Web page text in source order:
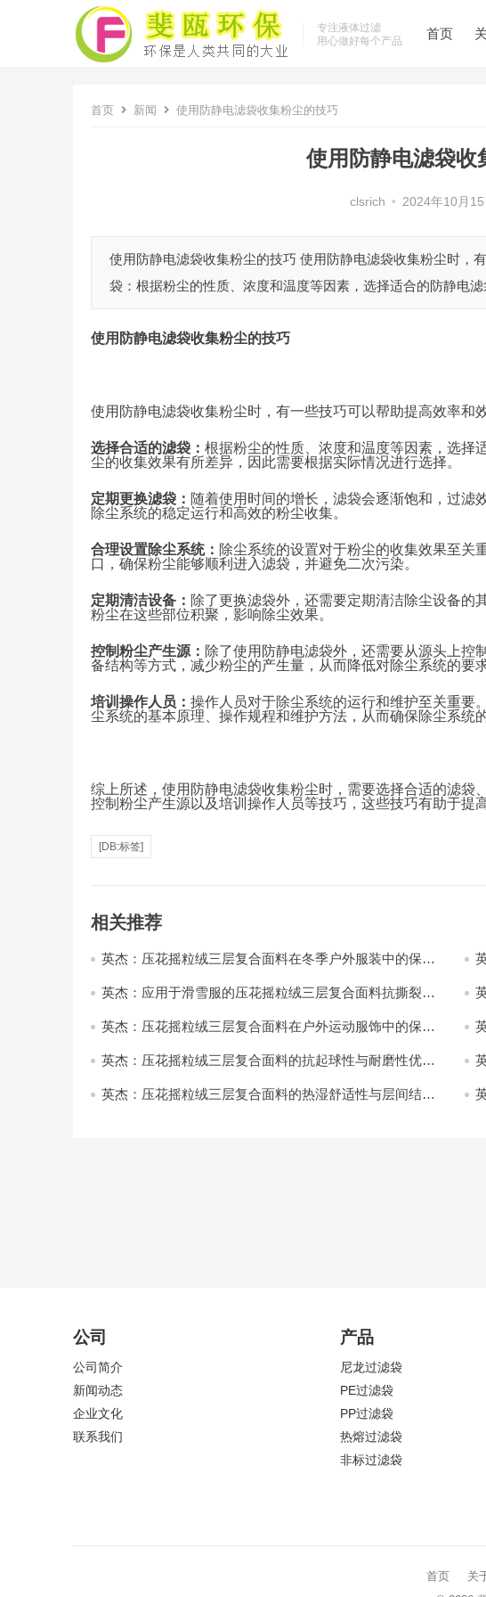
专注液体过滤
用心做好每个产品
首页
首页 新闻 使用防静电滤袋收集粉尘的技巧
使用防静电滤袋收
clsrich • 2024年10月15
使用防静电滤袋收集粉尘的技巧 使用防静电滤袋收集粉尘时，
袋：根据粉尘的性质、浓度和温度等因素，选择适合的防静电
使用防静电滤袋收集粉尘的技巧
使用防静电滤袋收集粉尘时，有一些技巧可以帮助提高效率和
选择合适的滤袋： 根据粉尘的性质、浓度和温度等因素，选择
尘的收集效果有所差异，因此需要根据实际情况进行选择。
定期更换滤袋： 随着使用时间的增长，滤袋会逐渐饱和，过滤
除尘系统的稳定运行和高效的粉尘收集。
合理设置除尘系统： 除尘系统的设置对于粉尘的收集效果至关
口，确保粉尘能够顺利进入滤袋，并避免二次污染。
定期清洁设备： 除了更换滤袋外，还需要定期清洁除尘设备的
粉尘在这些部位积聚，影响除尘效果。
控制粉尘产生源： 除了使用防静电滤袋外，还需要从源头上控
备结构等方式，减少粉尘的产生量，从而降低对除尘系统的要求
培训操作人员： 操作人员对于除尘系统的运行和维护至关重要
尘系统的基本原理、操作规程和维护方法，从而确保除尘系统
综上所述，使用防静电滤袋收集粉尘时，需要选择合适的滤袋
控制粉尘产生源以及培训操作人员等技巧，这些技巧有助于提
[DB:标签]
相关推荐
英杰：压花摇粒绒三层复合面料在冬季户外服装中的保暖
英杰：应用于滑雪服的压花摇粒绒三层复合面料抗撕裂与
英杰：压花摇粒绒三层复合面料在户外运动服饰中的保暖
英杰：压花摇粒绒三层复合面料的抗起球性与耐磨性优化
英杰：压花摇粒绒三层复合面料的热湿舒适性与层间结合
公司
公司简介
新闻动态
企业文化
联系我们
产品
尼龙过滤袋
PE过滤袋
PP过滤袋
热熔过滤袋
非标过滤袋
首页 关